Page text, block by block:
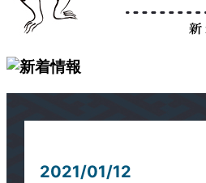
2021/01/12